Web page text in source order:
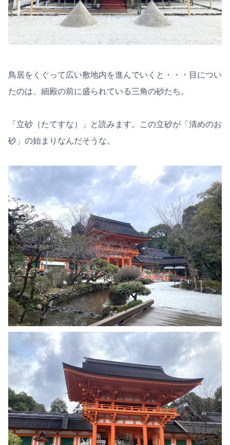
鳥居をくぐって広い敷地内を進んでいくと・・・目につい
たのは、細殿の前に盛られている三角の砂たち。
「立砂（たてすな）」と読みます。この立砂が「清めのお
砂」の始まりなんだそうな。